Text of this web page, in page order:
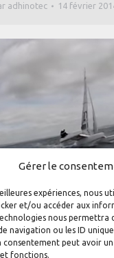
Gérer le
expériences, nous
et/ou accéder aux
nous permettra
navigation ou les ID
consentement peut avoir
fonctions.
adhinotec 14 février
24 One Design
Douarnenez